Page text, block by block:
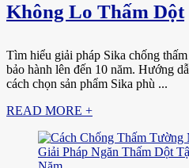
Không Lo Thấm Dột
Tìm hiểu giải pháp Sika chống
bảo hành lên đến 10 năm. Hướng
cách chọn sản phẩm Sika phù ...
READ MORE +